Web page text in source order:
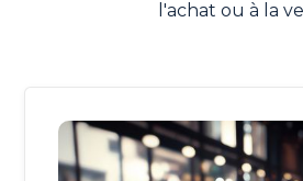
l'achat ou à la